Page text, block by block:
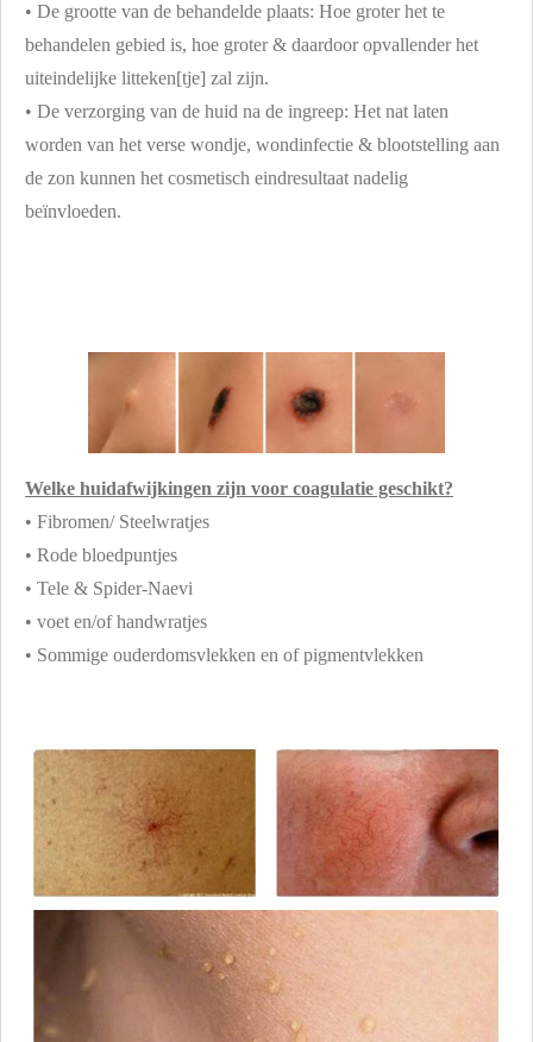
• De grootte van de behandelde plaats: Hoe groter het te
behandelen gebied is, hoe groter & daardoor opvallender het
uiteindelijke litteken[tje] zal zijn.
• De verzorging van de huid na de ingreep: Het nat laten
worden van het verse wondje, wondinfectie & blootstelling aan
de zon kunnen het cosmetisch eindresultaat nadelig
beïnvloeden.
Welke huidafwijkingen zijn voor coagulatie geschikt?
• Fibromen/ Steelwratjes
• Rode bloedpuntjes
• Tele & Spider-Naevi
• voet en/of handwratjes
• Sommige ouderdomsvlekken en of pigmentvlekken